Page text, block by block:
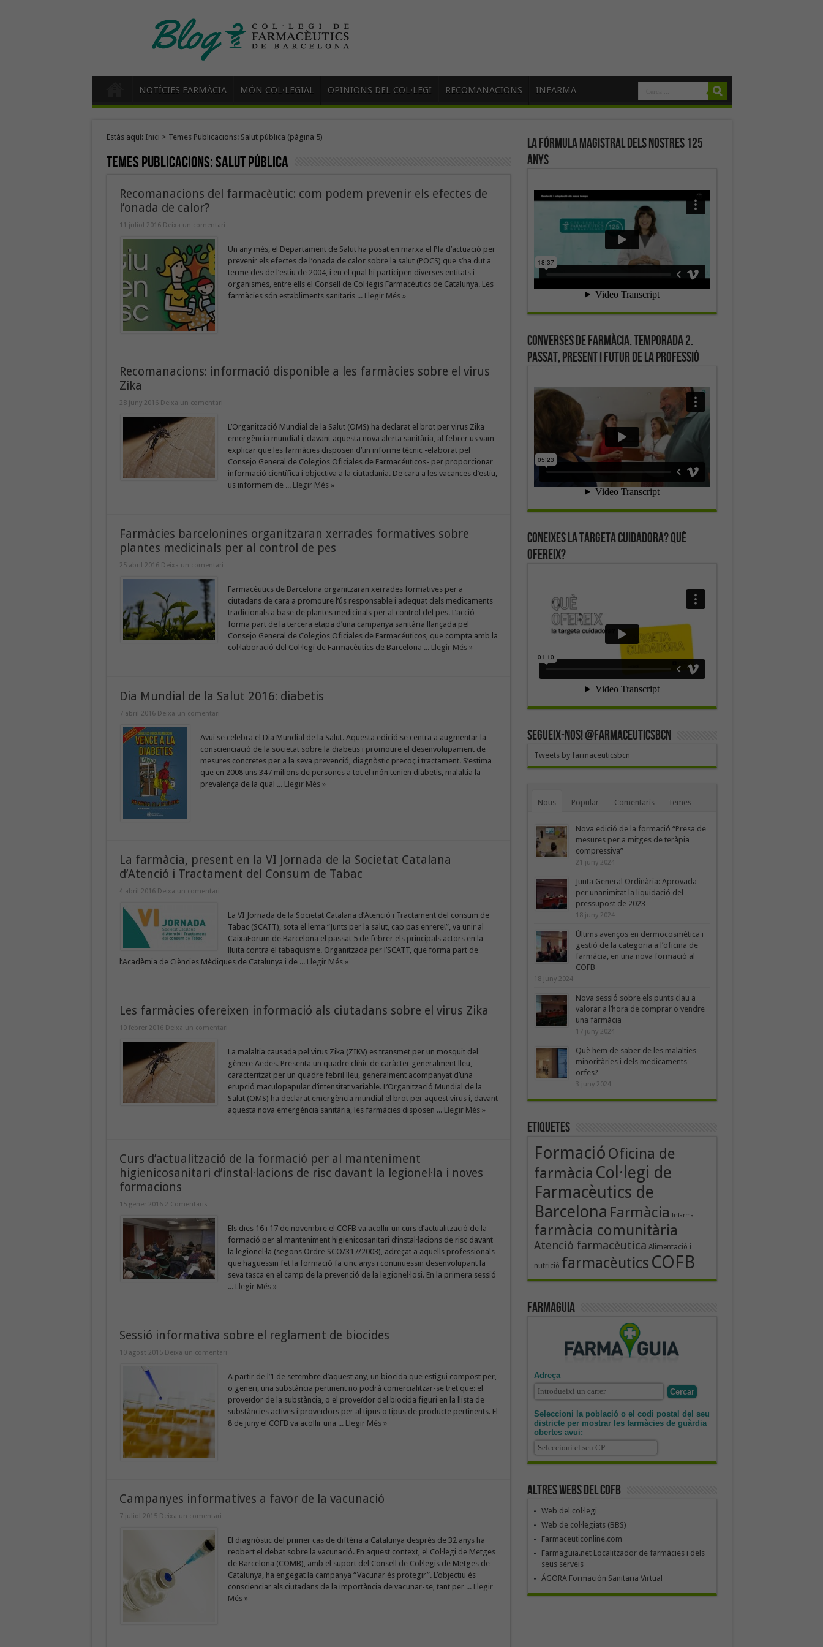
NOTÍCIES FARMÀCIA MÓN COL·LEGIAL OPINIONS DEL COL·LEGI RECOMANACIONS INFARMA
Estàs aquí: Inici > Temes Publicacions: Salut pública (pàgina 5)
Temes Publicacions:Salut pública
Recomanacions del farmacèutic: com podem prevenir els efectes de
l’onada de calor?
11 juliol 2016 Deixa un comentari
Un any més, el Departament de Salut ha posat en marxa el Pla d’actuació per
prevenir els efectes de l’onada de calor sobre la salut (POCS) que s’ha dut a
terme des de l’estiu de 2004, i en el qual hi participen diverses entitats i
organismes, entre ells el Consell de Col·legis Farmacèutics de Catalunya. Les
farmàcies són establiments sanitaris ... Llegir Més »
Recomanacions: informació disponible a les farmàcies sobre el virus
Zika
28 juny 2016 Deixa un comentari
L’Organització Mundial de la Salut (OMS) ha declarat el brot per virus Zika
emergència mundial i, davant aquesta nova alerta sanitària, al febrer us vam
explicar que les farmàcies disposen d’un informe tècnic -elaborat pel
Consejo General de Colegios Oficiales de Farmacéuticos- per proporcionar
informació científica i objectiva a la ciutadania. De cara a les vacances d’estiu,
us informem de ... Llegir Més »
Farmàcies barcelonines organitzaran xerrades formatives sobre
plantes medicinals per al control de pes
25 abril 2016 Deixa un comentari
Farmacèutics de Barcelona organitzaran xerrades formatives per a
ciutadans de cara a promoure l’ús responsable i adequat dels medicaments
tradicionals a base de plantes medicinals per al control del pes. L’acció
forma part de la tercera etapa d’una campanya sanitària llançada pel
Consejo General de Colegios Oficiales de Farmacéuticos, que compta amb la
col·laboració del Col·legi de Farmacèutics de Barcelona ... Llegir Més »
Dia Mundial de la Salut 2016: diabetis
7 abril 2016 Deixa un comentari
Avui se celebra el Dia Mundial de la Salut. Aquesta edició se centra a augmentar la
conscienciació de la societat sobre la diabetis i promoure el desenvolupament de
mesures concretes per a la seva prevenció, diagnòstic precoç i tractament. S’estima
que en 2008 uns 347 milions de persones a tot el món tenien diabetis, malaltia la
prevalença de la qual ... Llegir Més »
La farmàcia, present en la VI Jornada de la Societat Catalana
d’Atenció i Tractament del Consum de Tabac
4 abril 2016 Deixa un comentari
La VI Jornada de la Societat Catalana d’Atenció i Tractament del consum de
Tabac (SCATT), sota el lema “Junts per la salut, cap pas enrere!”, va unir al
CaixaForum de Barcelona el passat 5 de febrer els principals actors en la
lluita contra el tabaquisme. Organitzada per l’SCATT, que forma part de
l’Acadèmia de Ciències Mèdiques de Catalunya i de ... Llegir Més »
Les farmàcies ofereixen informació als ciutadans sobre el virus Zika
10 febrer 2016 Deixa un comentari
La malaltia causada pel virus Zika (ZIKV) es transmet per un mosquit del
gènere Aedes. Presenta un quadre clínic de caràcter generalment lleu,
caracteritzat per un quadre febril lleu, generalment acompanyat d’una
erupció maculopapular d’intensitat variable. L’Organització Mundial de la
Salut (OMS) ha declarat emergència mundial el brot per aquest virus i, davant
aquesta nova emergència sanitària, les farmàcies disposen ... Llegir Més »
Curs d’actualització de la formació per al manteniment
higienicosanitari d’instal·lacions de risc davant la legionel·la i noves
formacions
15 gener 2016 2 Comentaris
Els dies 16 i 17 de novembre el COFB va acollir un curs d’actualització de la
formació per al manteniment higienicosanitari d’instal·lacions de risc davant
la legionel·la (segons Ordre SCO/317/2003), adreçat a aquells professionals
que haguessin fet la formació fa cinc anys i continuessin desenvolupant la
seva tasca en el camp de la prevenció de la legionel·losi. En la primera sessió
... Llegir Més »
Sessió informativa sobre el reglament de biocides
10 agost 2015 Deixa un comentari
A partir de l’1 de setembre d’aquest any, un biocida que estigui compost per,
o generi, una substància pertinent no podrà comercialitzar-se tret que: el
proveïdor de la substància, o el proveïdor del biocida figuri en la llista de
substàncies actives i proveïdors per al tipus o tipus de producte pertinents. El
8 de juny el COFB va acollir una ... Llegir Més »
Campanyes informatives a favor de la vacunació
7 juliol 2015 Deixa un comentari
El diagnòstic del primer cas de diftèria a Catalunya després de 32 anys ha
reobert el debat sobre la vacunació. En aquest context, el Col·legi de Metges
de Barcelona (COMB), amb el suport del Consell de Col·legis de Metges de
Catalunya, ha engegat la campanya “Vacunar és protegir”. L’objectiu és
conscienciar als ciutadans de la importància de vacunar-se, tant per ... Llegir
Més »
La fórmula magistral dels nostres 125
anys
Converses de farmàcia. Temporada 2.
Passat, present i futur de la professió
Coneixes la targeta cuidadora? Què
ofereix?
SEGUEIX-NOS! @farmaceuticsbcn
Tweets by farmaceuticsbcn
Nous Popular Comentaris Temes
Nova edició de la formació “Presa de
mesures per a mitges de teràpia
compressiva”
21 juny 2024
Junta General Ordinària: Aprovada
per unanimitat la liquidació del
pressupost de 2023
18 juny 2024
Últims avenços en dermocosmètica i
gestió de la categoria a l’oficina de
farmàcia, en una nova formació al
COFB
18 juny 2024
Nova sessió sobre els punts clau a
valorar a l’hora de comprar o vendre
una farmàcia
17 juny 2024
Què hem de saber de les malalties
minoritàries i dels medicaments
orfes?
3 juny 2024
Etiquetes
Formació Oficina de
farmàcia Col·legi de
Farmacèutics de
Barcelona Farmàcia Infarma
farmàcia comunitària
Atenció farmacèutica Alimentació i
nutrició farmacèutics COFB
Farmaguia
Adreça
Seleccioni la població o el codi postal del seu
districte per mostrar les farmàcies de guàrdia
obertes avui:
Altres webs del COFB
Web del col·legi
Web de col·legiats (BBS)
Farmaceuticonline.com
Farmaguia.net Localitzador de farmàcies i dels
seus serveis
ÁGORA Formación Sanitaria Virtual